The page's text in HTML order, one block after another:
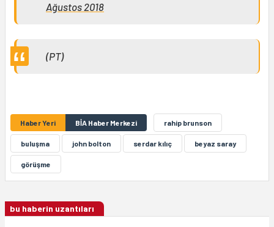
Ağustos 2018
(PT)
Haber Yeri BİA Haber Merkezi rahip brunson
buluşma john bolton serdar kılıç beyaz saray
görüşme
bu haberin uzantıları